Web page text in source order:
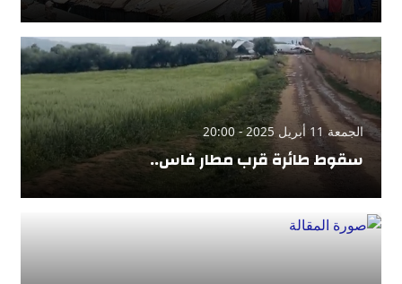
الجمعة 11 أبريل 2025 - 20:00
سقوط طائرة قرب مطار فاس..